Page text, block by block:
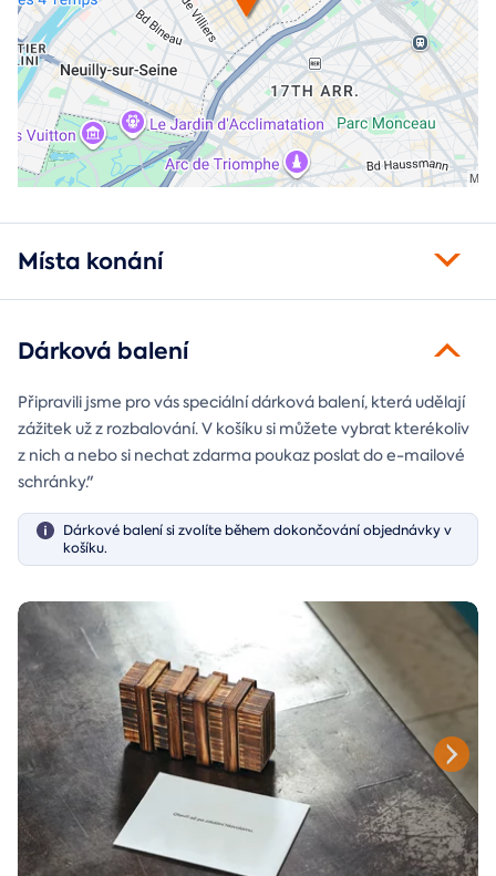
Místa konání
Dárková balení
Připravili jsme pro vás speciální dárková balení, která udělají
zážitek už z rozbalování. V košíku si můžete vybrat kterékoliv
z nich a nebo si nechat zdarma poukaz poslat do e-mailové
schránky."
Dárkové balení si zvolíte během dokončování objednávky v
košíku.